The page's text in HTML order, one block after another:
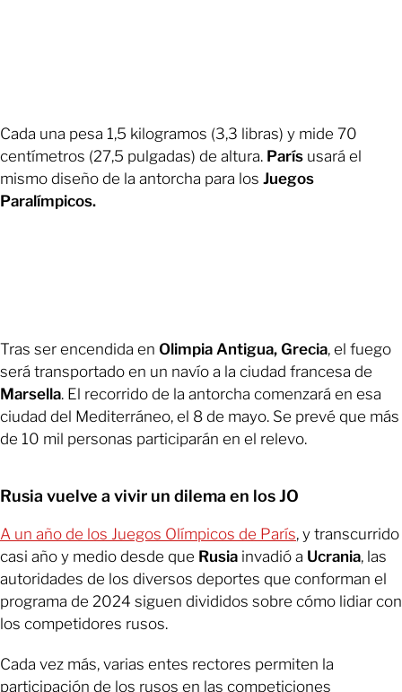
Cada una pesa 1,5 kilogramos (3,3 libras) y mide 70
centímetros (27,5 pulgadas) de altura. París usará el
mismo diseño de la antorcha para los Juegos
Paralímpicos.
Tras ser encendida en Olimpia Antigua, Grecia, el fuego
será transportado en un navío a la ciudad francesa de
Marsella. El recorrido de la antorcha comenzará en esa
ciudad del Mediterráneo, el 8 de mayo. Se prevé que más
de 10 mil personas participarán en el relevo.
Rusia vuelve a vivir un dilema en los JO
A un año de los Juegos Olímpicos de París, y transcurrido
casi año y medio desde que Rusia invadió a Ucrania, las
autoridades de los diversos deportes que conforman el
programa de 2024 siguen divididos sobre cómo lidiar con
los competidores rusos.
Cada vez más, varias entes rectores permiten la
participación de los rusos en las competiciones